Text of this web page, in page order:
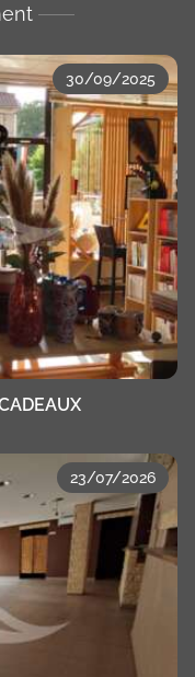
30/09/2025
23/07/2026